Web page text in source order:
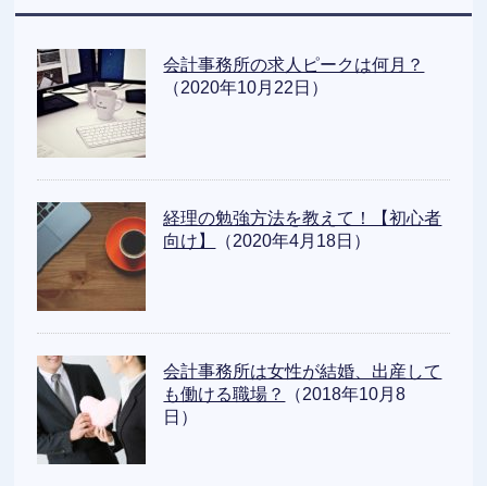
会計事務所の求人ピークは何月？
（2020年10月22日）
経理の勉強方法を教えて！【初心者
向け】
（2020年4月18日）
会計事務所は女性が結婚、出産して
も働ける職場？
（2018年10月8
日）